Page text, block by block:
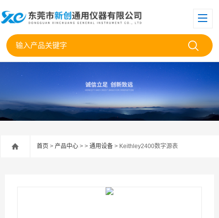
首页 > 产品中心 > > 通用设备 > Keithley2400数字源表